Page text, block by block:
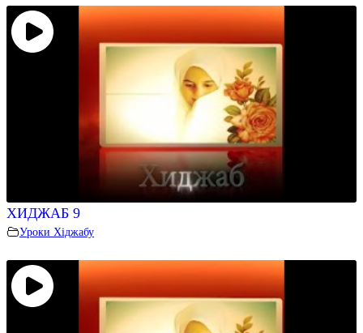
ХИДЖАБ 9
Уроки Хіджабу